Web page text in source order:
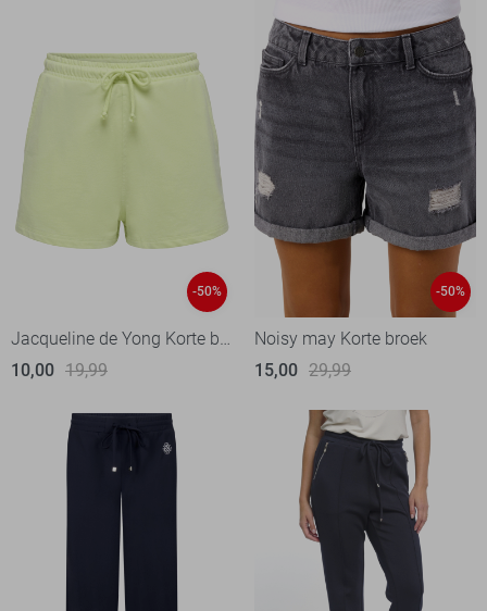
-50%
Jacqueline de Yong Korte broek
10,00 19,99
-50%
Noisy may Korte broek
15,00 29,99